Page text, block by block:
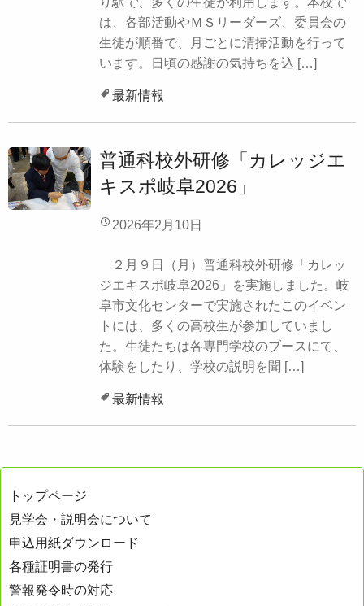
は、各部活動やＭＳリーダーズ、委員会の
生徒が順番で、月ごとに清掃活動を行って
います。日頃の感謝の気持ちを込 […]
最新情報
普通科校外研修「カレッジエ
キスポ岐阜2026」
2026年2月10日
２月９日（月）普通科校外研修「カレッ
ジエキスポ岐阜2026」を実施しました。岐
阜市文化センターで実施されたこのイベン
トには、多くの高校生が参加していまし
た。生徒たちは各専門学校のブースにて、
体験をしたり、学校の説明を聞 […]
最新情報
トップページ
見学会・説明会について
申込用紙ダウンロード
各種証明書の発行
警報発令時の対応